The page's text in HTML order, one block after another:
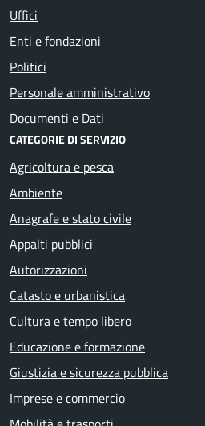
Uffici
Enti e fondazioni
Politici
Personale amministrativo
Documenti e Dati
CATEGORIE DI SERVIZIO
Agricoltura e pesca
Ambiente
Anagrafe e stato civile
Appalti pubblici
Autorizzazioni
Catasto e urbanistica
Cultura e tempo libero
Educazione e formazione
Giustizia e sicurezza pubblica
Imprese e commercio